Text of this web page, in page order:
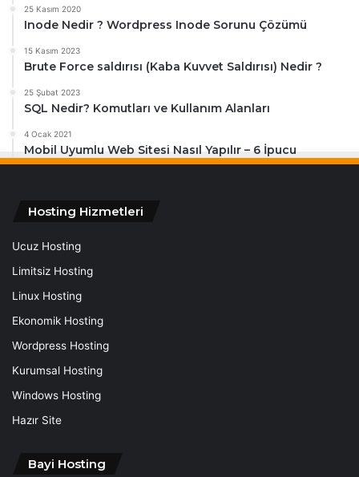
25 Kasım 2020
Inode Nedir ? Wordpress Inode Sorunu Çözümü
15 Kasım 2023
Brute Force saldırısı (Kaba Kuvvet Saldırısı) Nedir ?
25 Şubat 2023
SQL Nedir? Komutları ve Kullanım Alanları
4 Ocak 2021
Mobil Uyumlu Web Sitesi Nasıl Yapılır – 6 İpucu
Hosting Hizmetleri
Ucuz Hosting
Limitsiz Hosting
Linux Hosting
Ekonomik Hosting
Wordpress Hosting
Kurumsal Hosting
Windows Hosting
Hazır Site
Bayi Hosting